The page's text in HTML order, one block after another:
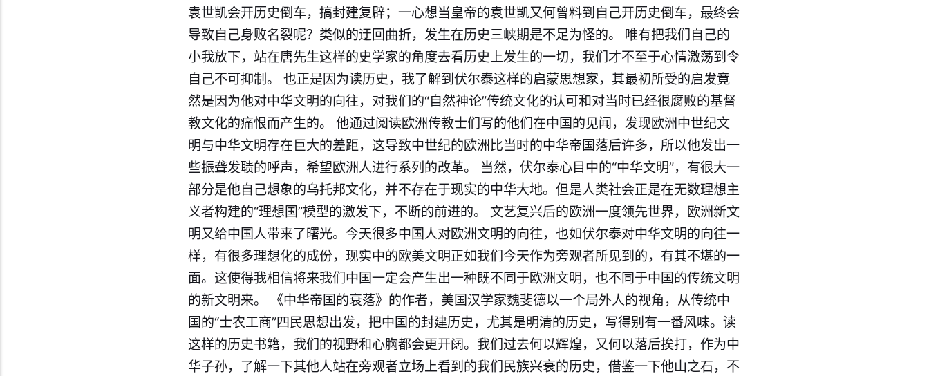
袁世凯会开历史倒车，搞封建复辟；一心想当皇帝的袁世凯又何曾料到自己开历史倒车，最终会
导致自己身败名裂呢？类似的迂回曲折，发生在历史三峡期是不足为怪的。 唯有把我们自己的
小我放下，站在唐先生这样的史学家的角度去看历史上发生的一切，我们才不至于心情激荡到令
自己不可抑制。 也正是因为读历史，我了解到伏尔泰这样的启蒙思想家，其最初所受的启发竟
然是因为他对中华文明的向往，对我们的“自然神论”传统文化的认可和对当时已经很腐败的基督
教文化的痛恨而产生的。 他通过阅读欧洲传教士们写的他们在中国的见闻，发现欧洲中世纪文
明与中华文明存在巨大的差距，这导致中世纪的欧洲比当时的中华帝国落后许多，所以他发出一
些振聋发聩的呼声，希望欧洲人进行系列的改革。 当然，伏尔泰心目中的“中华文明”，有很大一
部分是他自己想象的乌托邦文化，并不存在于现实的中华大地。但是人类社会正是在无数理想主
义者构建的“理想国”模型的激发下，不断的前进的。 文艺复兴后的欧洲一度领先世界，欧洲新文
明又给中国人带来了曙光。今天很多中国人对欧洲文明的向往，也如伏尔泰对中华文明的向往一
样，有很多理想化的成份，现实中的欧美文明正如我们今天作为旁观者所见到的，有其不堪的一
面。这使得我相信将来我们中国一定会产生出一种既不同于欧洲文明，也不同于中国的传统文明
的新文明来。 《中华帝国的衰落》的作者，美国汉学家魏斐德以一个局外人的视角，从传统中
国的“士农工商”四民思想出发，把中国的封建历史，尤其是明清的历史，写得别有一番风味。读
这样的历史书籍，我们的视野和心胸都会更开阔。我们过去何以辉煌，又何以落后挨打，作为中
华子孙，了解一下其他人站在旁观者立场上看到的我们民族兴衰的历史，借鉴一下他山之石，不